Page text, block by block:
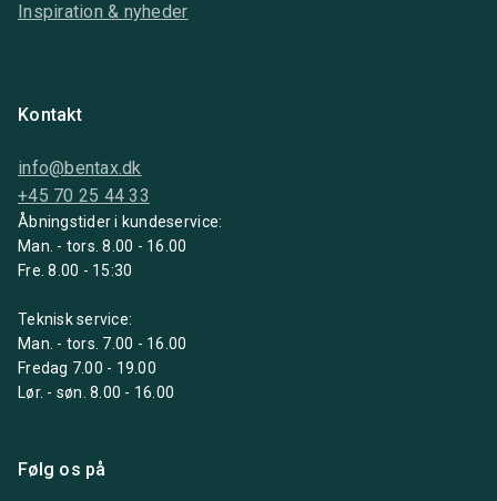
Inspiration & nyheder
Kontakt
info@bentax.dk
+45 70 25 44 33
Åbningstider i kundeservice:
Man. - tors. 8.00 - 16.00
Fre. 8.00 - 15:30
Teknisk service:
Man. - tors. 7.00 - 16.00
Fredag 7.00 - 19.00
Lør. - søn. 8.00 - 16.00
Følg os på